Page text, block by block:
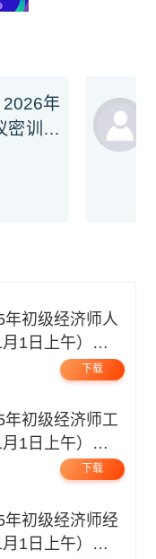
2026年
密训旗
1日上午）无
下载
1日上午）无
下载
1日上午）无